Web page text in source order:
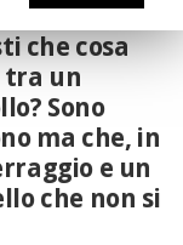
che cosa
tra un
Sono
ma che, in
e un
che non si